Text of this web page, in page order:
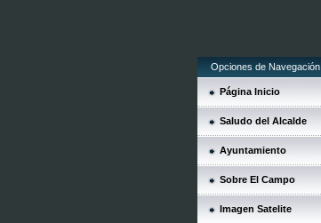
Opciones de Navegación
Página Inicio
Saludo del Alcalde
Ayuntamiento
Sobre El Campo
Imagen Satelite